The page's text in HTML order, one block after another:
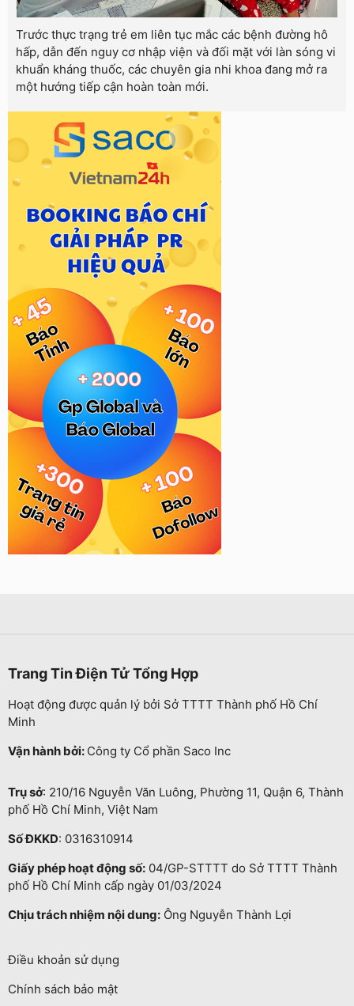
Trước thực trạng trẻ em liên tục mắc các bệnh đường hô
hấp, dẫn đến nguy cơ nhập viện và đối mặt với làn sóng vi
khuẩn kháng thuốc, các chuyên gia nhi khoa đang mở ra
một hướng tiếp cận hoàn toàn mới.
Trang Tin Điện Tử Tổng Hợp
Hoạt động được quản lý bởi Sở TTTT Thành phố Hồ Chí
Minh
Vận hành bởi: Công ty Cổ phần Saco Inc
Trụ sở: 210/16 Nguyễn Văn Luông, Phường 11, Quận 6, Thành
phố Hồ Chí Minh, Việt Nam
Số ĐKKD: 0316310914
Giấy phép hoạt động số: 04/GP-STTTT do Sở TTTT Thành
phố Hồ Chí Minh cấp ngày 01/03/2024
Chịu trách nhiệm nội dung: Ông Nguyễn Thành Lợi
Điều khoản sử dụng
Chính sách bảo mật